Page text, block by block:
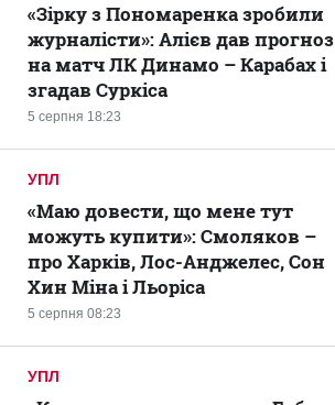
5 серпня 18:23
«Зірку з Пономаренка зробили
журналісти»: Алієв дав прогноз
на матч ЛК Динамо – Карабах і
згадав Суркіса
УПЛ
5 серпня 08:23
«Маю довести, що мене тут
можуть купити»: Смоляков –
про Харків, Лос-Анджелес, Сон
Хин Міна і Льоріса
УПЛ